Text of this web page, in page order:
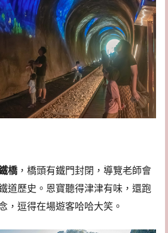
橋，橋頭有鐵門封閉，導覽老師會
道歷史。恩寶聽得津津有味，還跑
，逗得在場遊客哈哈大笑。